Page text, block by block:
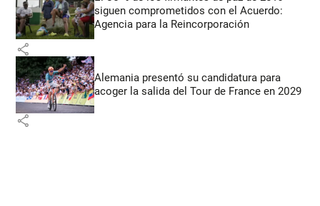
siguen comprometidos con el Acuerdo:
Agencia para la Reincorporación
share
Alemania presentó su candidatura para
acoger la salida del Tour de France en 2029
share